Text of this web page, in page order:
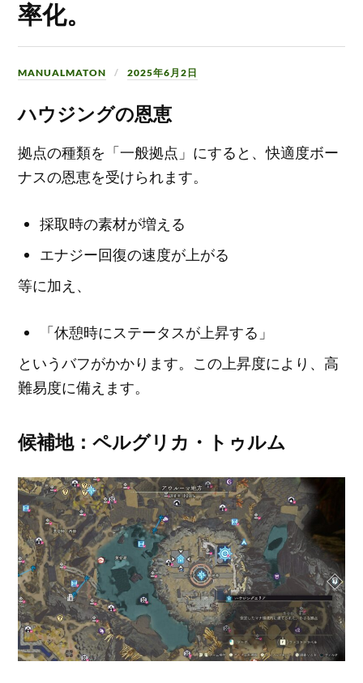
率化。
MANUALMATON 2025年6月2日
ハウジングの恩恵
拠点の種類を「一般拠点」にすると、快適度ボー
ナスの恩恵を受けられます。
採取時の素材が増える
エナジー回復の速度が上がる
等に加え、
「休憩時にステータスが上昇する」
というバフがかかります。この上昇度により、高
難易度に備えます。
候補地：ペルグリカ・トゥルム